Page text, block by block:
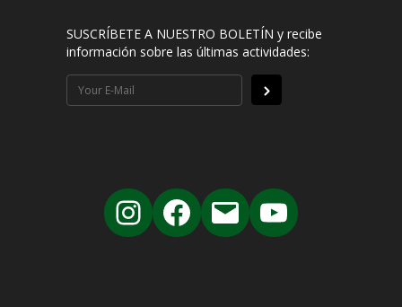
SUSCRÍBETE A NUESTRO BOLETÍN y recibe
información sobre las últimas actividades: